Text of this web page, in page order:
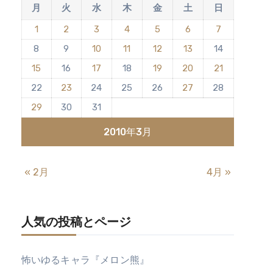
2010年3月
月 火 水 木 金 土
日
1
2 3 4 5 6
7
8
9 10 11 12 13
14
15
16 17 18 19 20
21
22
23 24 25 26 27
28
29
30 31
« 2月 4月 »
人気の投稿とページ
怖いゆるキャラ『メロン熊』